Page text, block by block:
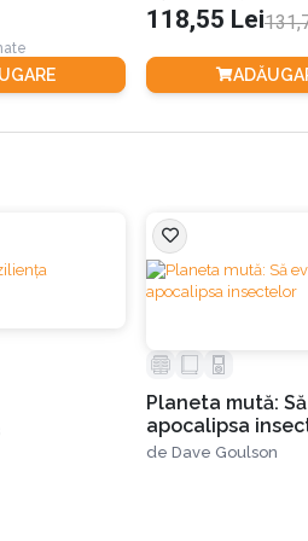
părți, fiecare dintre ele
pe care nu îl vei uita niciodată.
de la conferințele TED sunt:
succes fără a avea o pasiune
tu însuți.
118,55 Lei
Planeta mută:
apocalipsa
de Dave Goulson